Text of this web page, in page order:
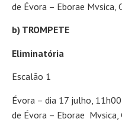
de Évora – Eborae Mvsica,
b) TROMPETE
Eliminatória
Escalão 1
Évora – dia 17 julho,
de Évora – Eborae Mvsica,